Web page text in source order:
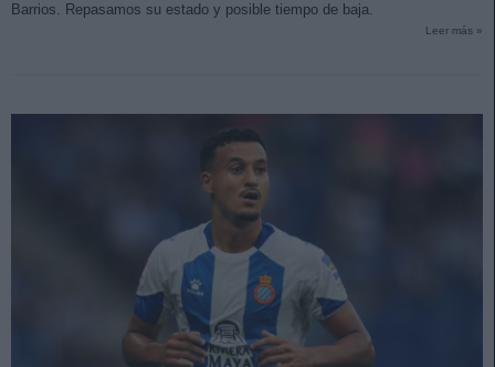
Barrios. Repasamos su estado y posible tiempo de baja.
Leer más »